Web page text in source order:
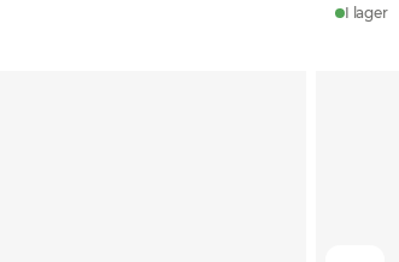
I lager